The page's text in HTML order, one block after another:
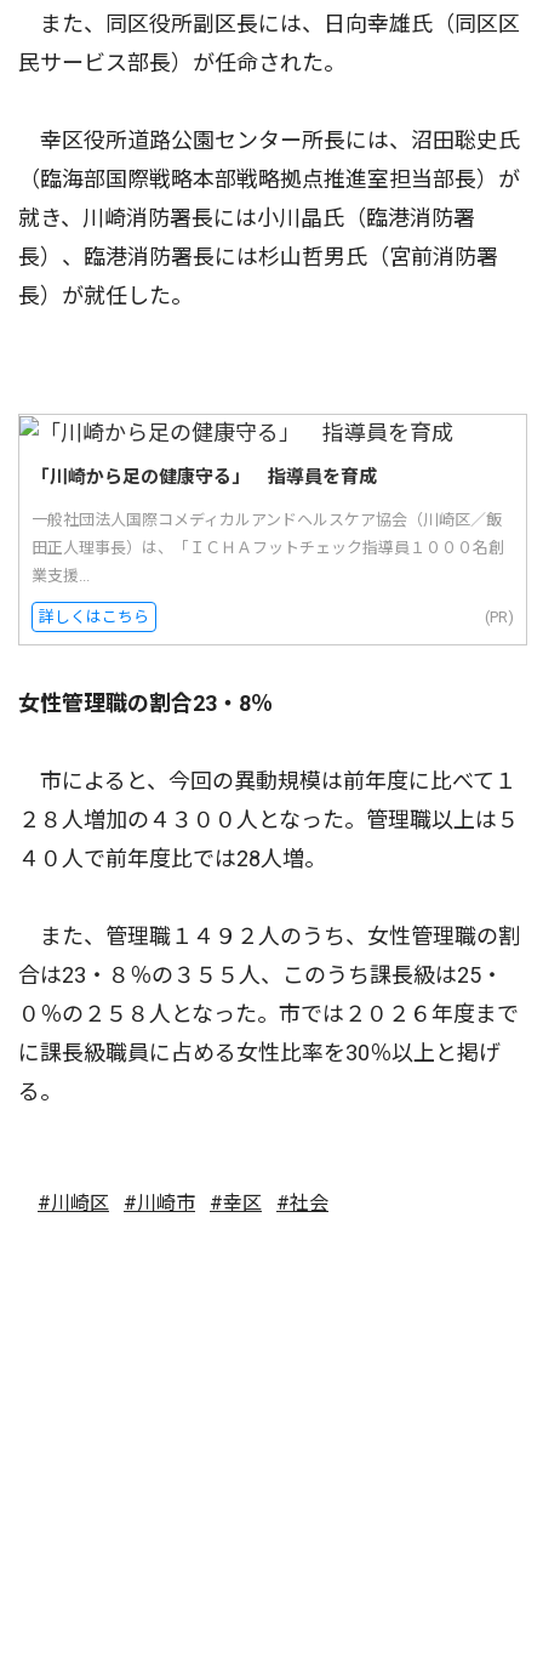
また、同区役所副区長には、日向幸雄氏（同区区
民サービス部長）が任命された。
幸区役所道路公園センター所長には、沼田聡史氏
（臨海部国際戦略本部戦略拠点推進室担当部長）が
就き、川崎消防署長には小川晶氏（臨港消防署
長）、臨港消防署長には杉山哲男氏（宮前消防署
長）が就任した。
「川崎から足の健康守る」 指導員を育成
一般社団法人国際コメディカルアンドヘルスケア協会（川崎区／飯
田正人理事長）は、「ＩＣＨＡフットチェック指導員１０００名創
業支援...
詳しくはこちら (PR)
女性管理職の割合23・8％
市によると、今回の異動規模は前年度に比べて１
２８人増加の４３００人となった。管理職以上は５
４０人で前年度比では28人増。
また、管理職１４９２人のうち、女性管理職の割
合は23・８％の３５５人、このうち課長級は25・
０％の２５８人となった。市では２０２６年度まで
に課長級職員に占める女性比率を30％以上と掲げ
る。
#川崎区 #川崎市 #幸区 #社会